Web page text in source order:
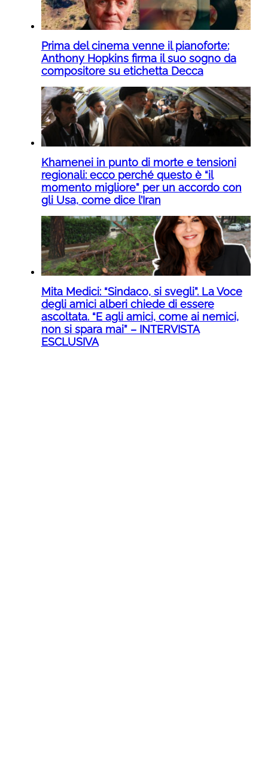
Prima del cinema venne il pianoforte:
Anthony Hopkins firma il suo sogno da
compositore su etichetta Decca
Khamenei in punto di morte e tensioni
regionali: ecco perché questo è “il
momento migliore” per un accordo con
gli Usa, come dice l’Iran
Mita Medici: “Sindaco, si svegli”. La Voce
degli amici alberi chiede di essere
ascoltata. “E agli amici, come ai nemici,
non si spara mai” – INTERVISTA
ESCLUSIVA